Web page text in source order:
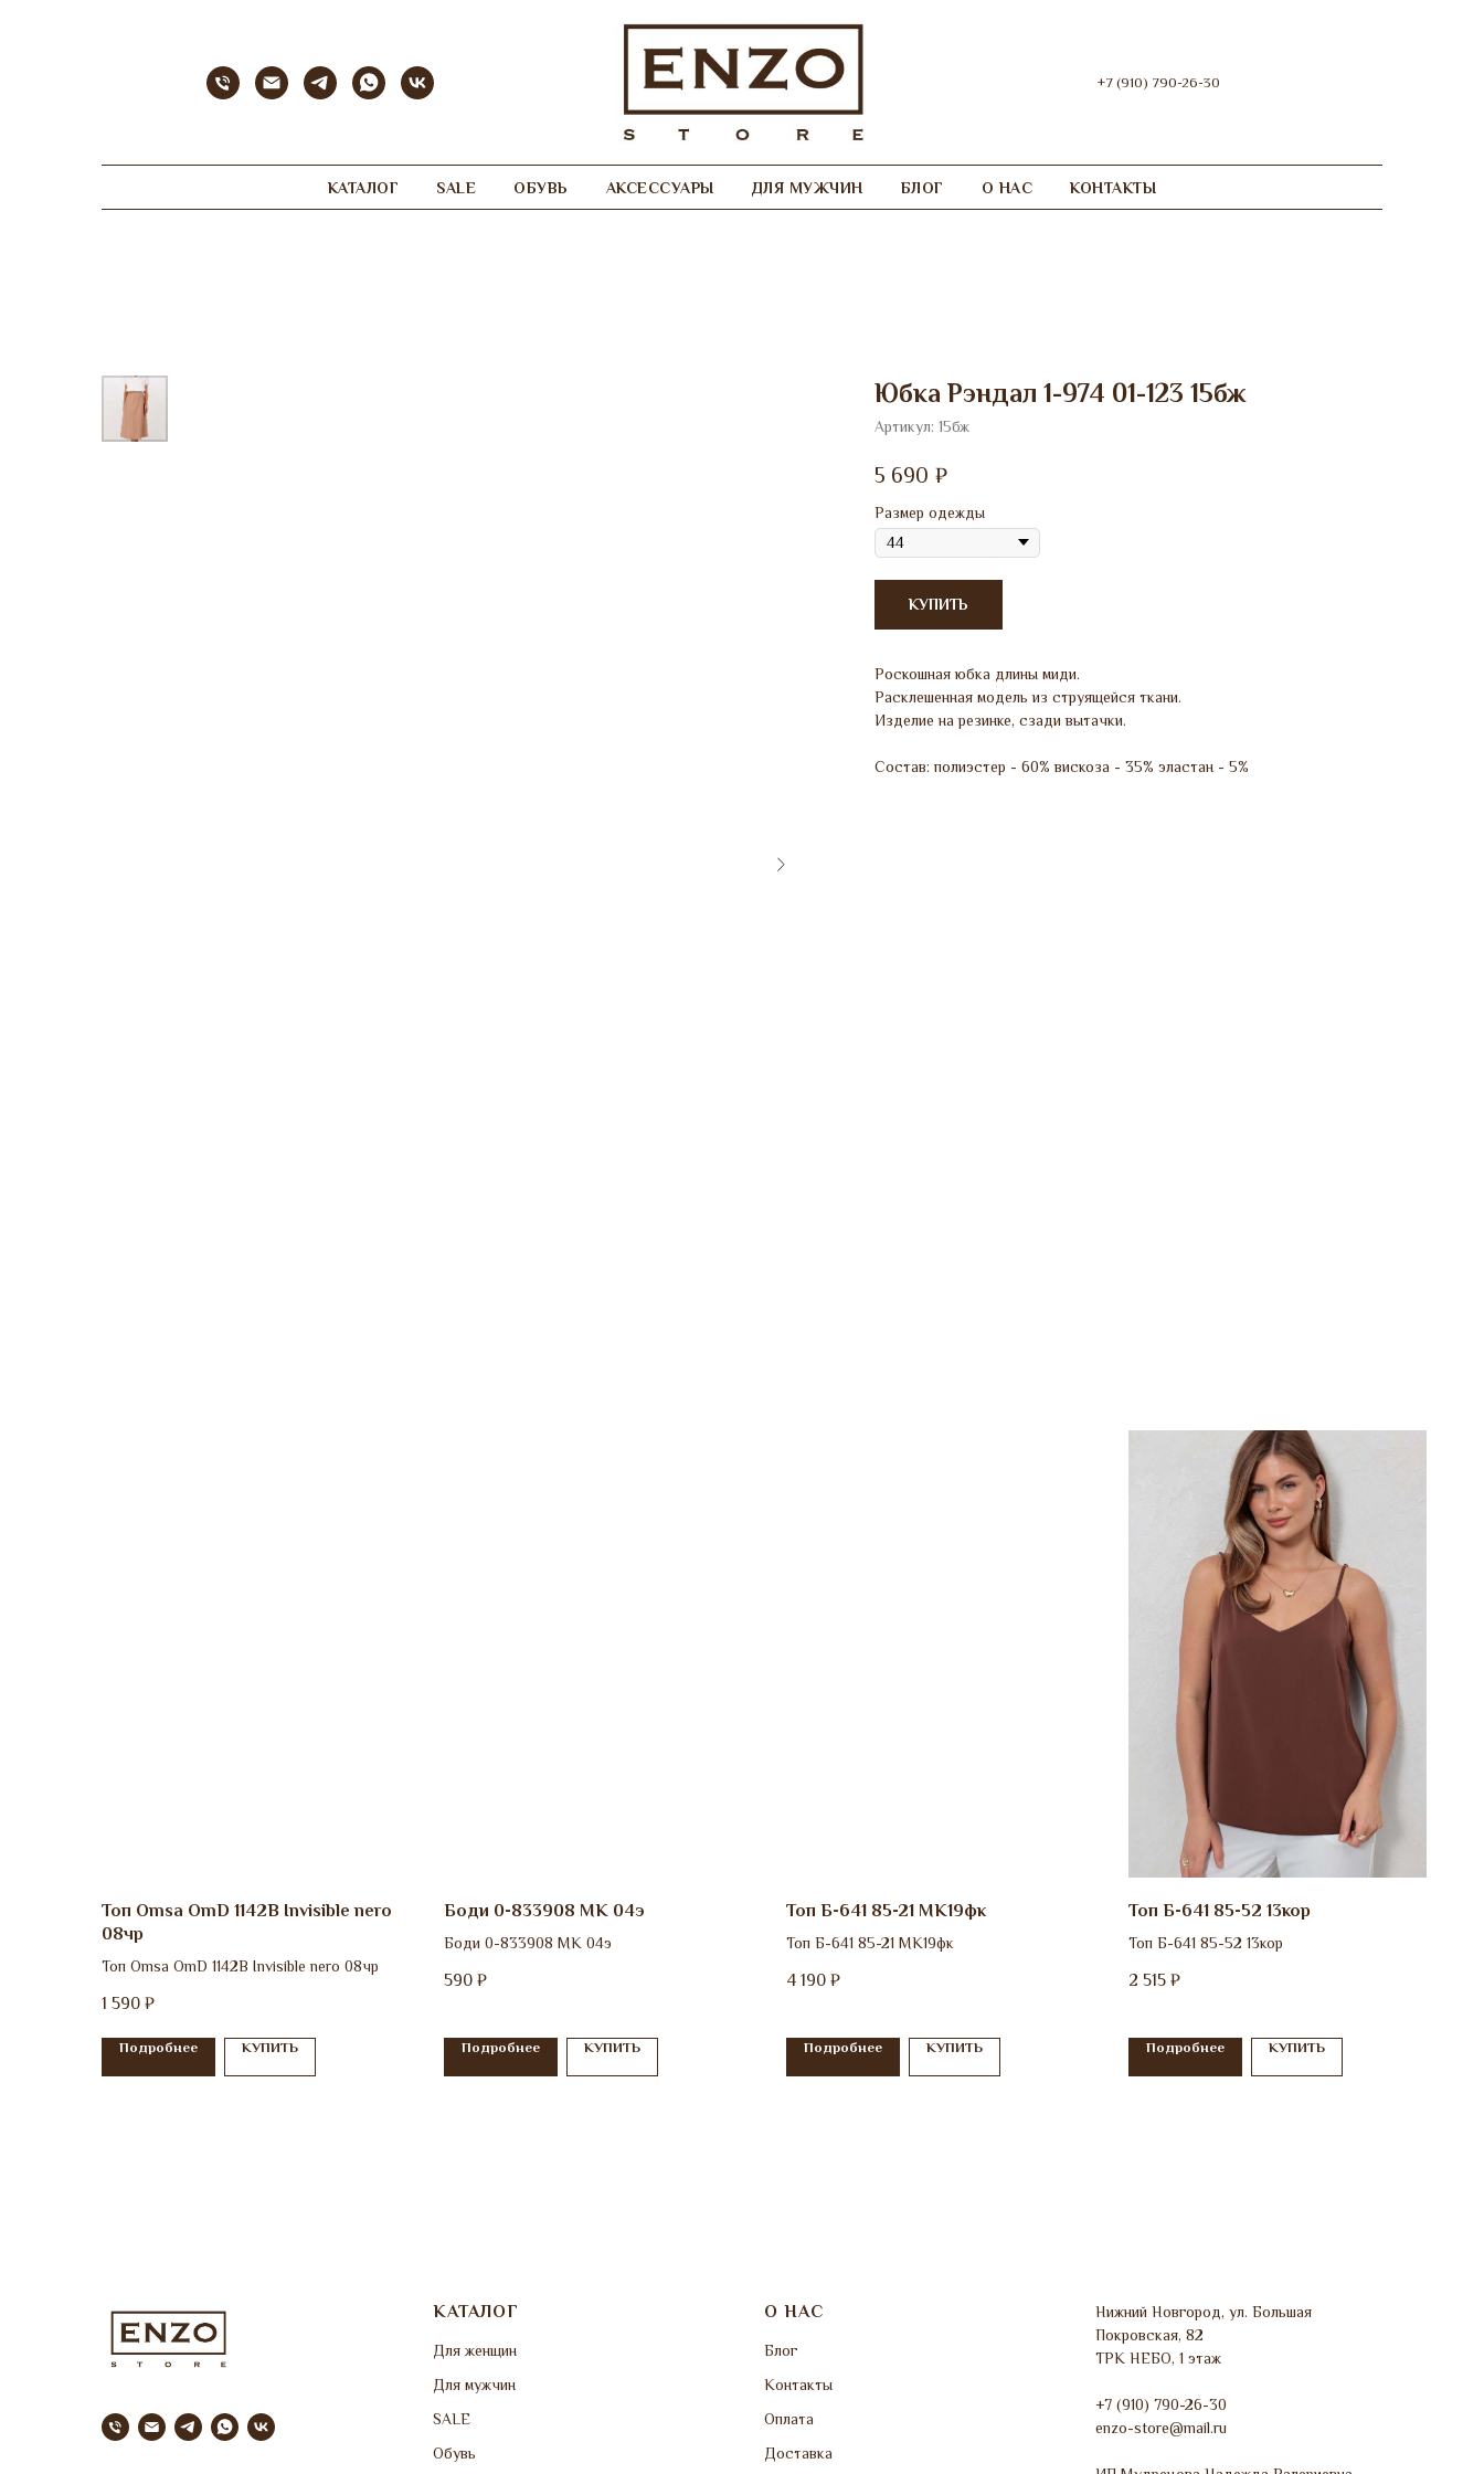
+7 (910) 790-26-30
КАТАЛОГ SALE ОБУВЬ АКСЕССУАРЫ ДЛЯ МУЖЧИН БЛОГ О НАС КОНТАКТЫ
Юбка Рэндал 1-974 01-123 15бж
Артикул: 15бж
5 690 ₽
Размер одежды
КУПИТЬ
Роскошная юбка длины миди.
Расклешенная модель из струящейся ткани.
Изделие на резинке, сзади вытачки.
Состав: полиэстер - 60% вискоза - 35% эластан - 5%
Топ Omsa OmD 1142B Invisible nero
08чр
Топ Omsa OmD 1142B Invisible nero 08чр
1 590 ₽
Подробнее КУПИТЬ
Боди 0-833908 МК 04э
Боди 0-833908 МК 04э
590 ₽
Подробнее КУПИТЬ
Топ Б-641 85-21 МК19фк
Топ Б-641 85-21 МК19фк
4 190 ₽
Подробнее КУПИТЬ
Топ Б-641 85-52 13кор
Топ Б-641 85-52 13кор
2 515 ₽
Подробнее КУПИТЬ
КАТАЛОГ
Для женщин
Для мужчин
SALE
Обувь
О НАС
Блог
Контакты
Оплата
Доставка
Нижний Новгород, ул. Большая
Покровская, 82
ТРК НЕБО, 1 этаж
+7 (910) 790-26-30
enzo-store@mail.ru